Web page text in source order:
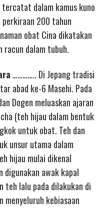
tercatat dalam kamus kuno
perkiraan 200 tahun
obat Cina dikatakan
racun dalam tubuh.
………….. Di Jepang tradisi
abad ke-6 Masehi. Pada
Dogen meluaskan ajaran
(teh hijau dalam bentuk
untuk obat. Teh dan
unsur utama dalam
hijau mulai dikenal
awak kapal
teh lalu pada dilakukan di
menyeluruh kebiasaan